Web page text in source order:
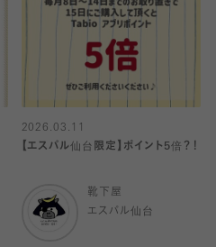
2026.03.11
【エスパル仙台限定】ポイント5倍？！
靴下屋
エスパル仙台